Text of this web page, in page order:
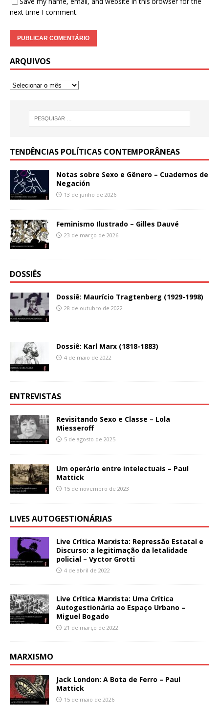
next time I comment.
ARQUIVOS
TENDÊNCIAS POLÍTICAS CONTEMPORÂNEAS
Notas sobre Sexo e Gênero – Cuadernos de
Negación
13 de junho de 2026
Feminismo Ilustrado – Gilles Dauvé
23 de março de 2026
DOSSIÊS
Dossiê: Maurício Tragtenberg (1929-1998)
28 de outubro de 2022
Dossiê: Karl Marx (1818-1883)
4 de maio de 2022
ENTREVISTAS
Revisitando Sexo e Classe – Lola
Miesseroff
5 de agosto de 2025
Um operário entre intelectuais – Paul
Mattick
15 de novembro de 2023
LIVES AUTOGESTIONÁRIAS
Live Crítica Marxista: Repressão Estatal e
Discurso: a legitimação da letalidade
policial – Vyctor Grotti
4 de abril de 2022
Live Crítica Marxista: Uma Crítica
Autogestionária ao Espaço Urbano –
Miguel Bogado
21 de março de 2022
MARXISMO
Jack London: A Bota de Ferro – Paul
Mattick
15 de maio de 2026